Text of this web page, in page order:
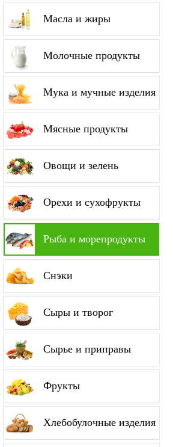
Масла и жиры
Молочные продукты
Мука и мучные изделия
Мясные продукты
Овощи и зелень
Орехи и сухофрукты
Рыба и морепродукты
Снэки
Сыры и творог
Сырье и приправы
Фрукты
Хлебобулочные изделия